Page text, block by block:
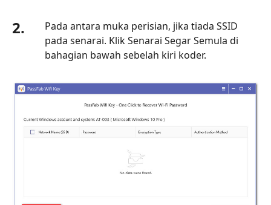
2.
Pada antara muka perisian, jika tiada SSID
pada senarai. Klik Senarai Segar Semula di
bahagian bawah sebelah kiri koder.